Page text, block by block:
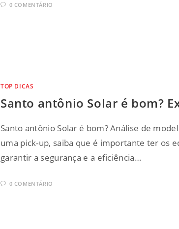
0 COMENTÁRIO
TOP DICAS
Santo antônio Solar é bom?
Santo antônio Solar é bom? Análise de
uma pick-up, saiba que é importante ter os
garantir a segurança e a eficiência…
0 COMENTÁRIO